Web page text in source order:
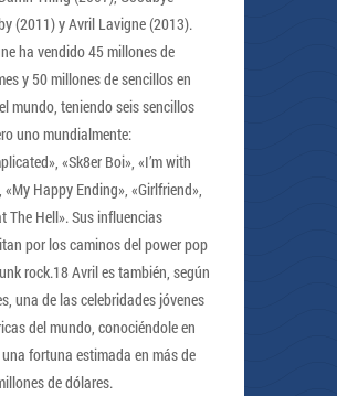
(2011) y Avril Lavigne (2013).
ha vendido 45 millones de
y 50 millones de sencillos en
mundo, teniendo seis sencillos
uno mundialmente:
«Sk8er Boi», «I’m with
«My Happy Ending», «Girlfriend»,
The Hell». Sus influencias
por los caminos del power pop
rock.18 Avril es también, según
una de las celebridades jóvenes
del mundo, conociéndole en
fortuna estimada en más de
de dólares.